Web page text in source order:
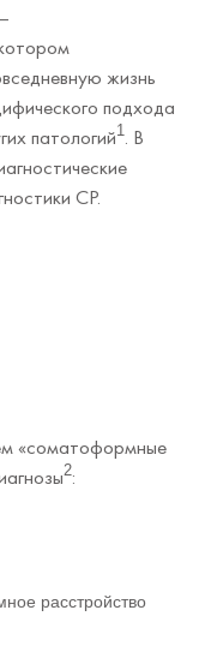
жизнь
подхода
патологий1. В
СР.
«соматоформные
2:
расстройство